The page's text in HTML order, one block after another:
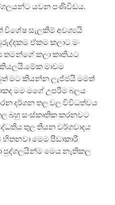
යවන පණිවිඩය.
විශේෂ සැලකීම් අවශ්‍යයි
ඒකම කලාට මං
කලා කෘතියට
මාවම
මට කියන්න ලැජ්ජයි මමත්
මම මගේ උපරිම බලය
දර්ශන තල වල විවිධත්වය
බහු සංස්කෘතික කරනවට
තුල තියන වර්ගවාදය
මෙම පීඩාකාරී
පුද්ගලයින්ම මෙය නැතිකල